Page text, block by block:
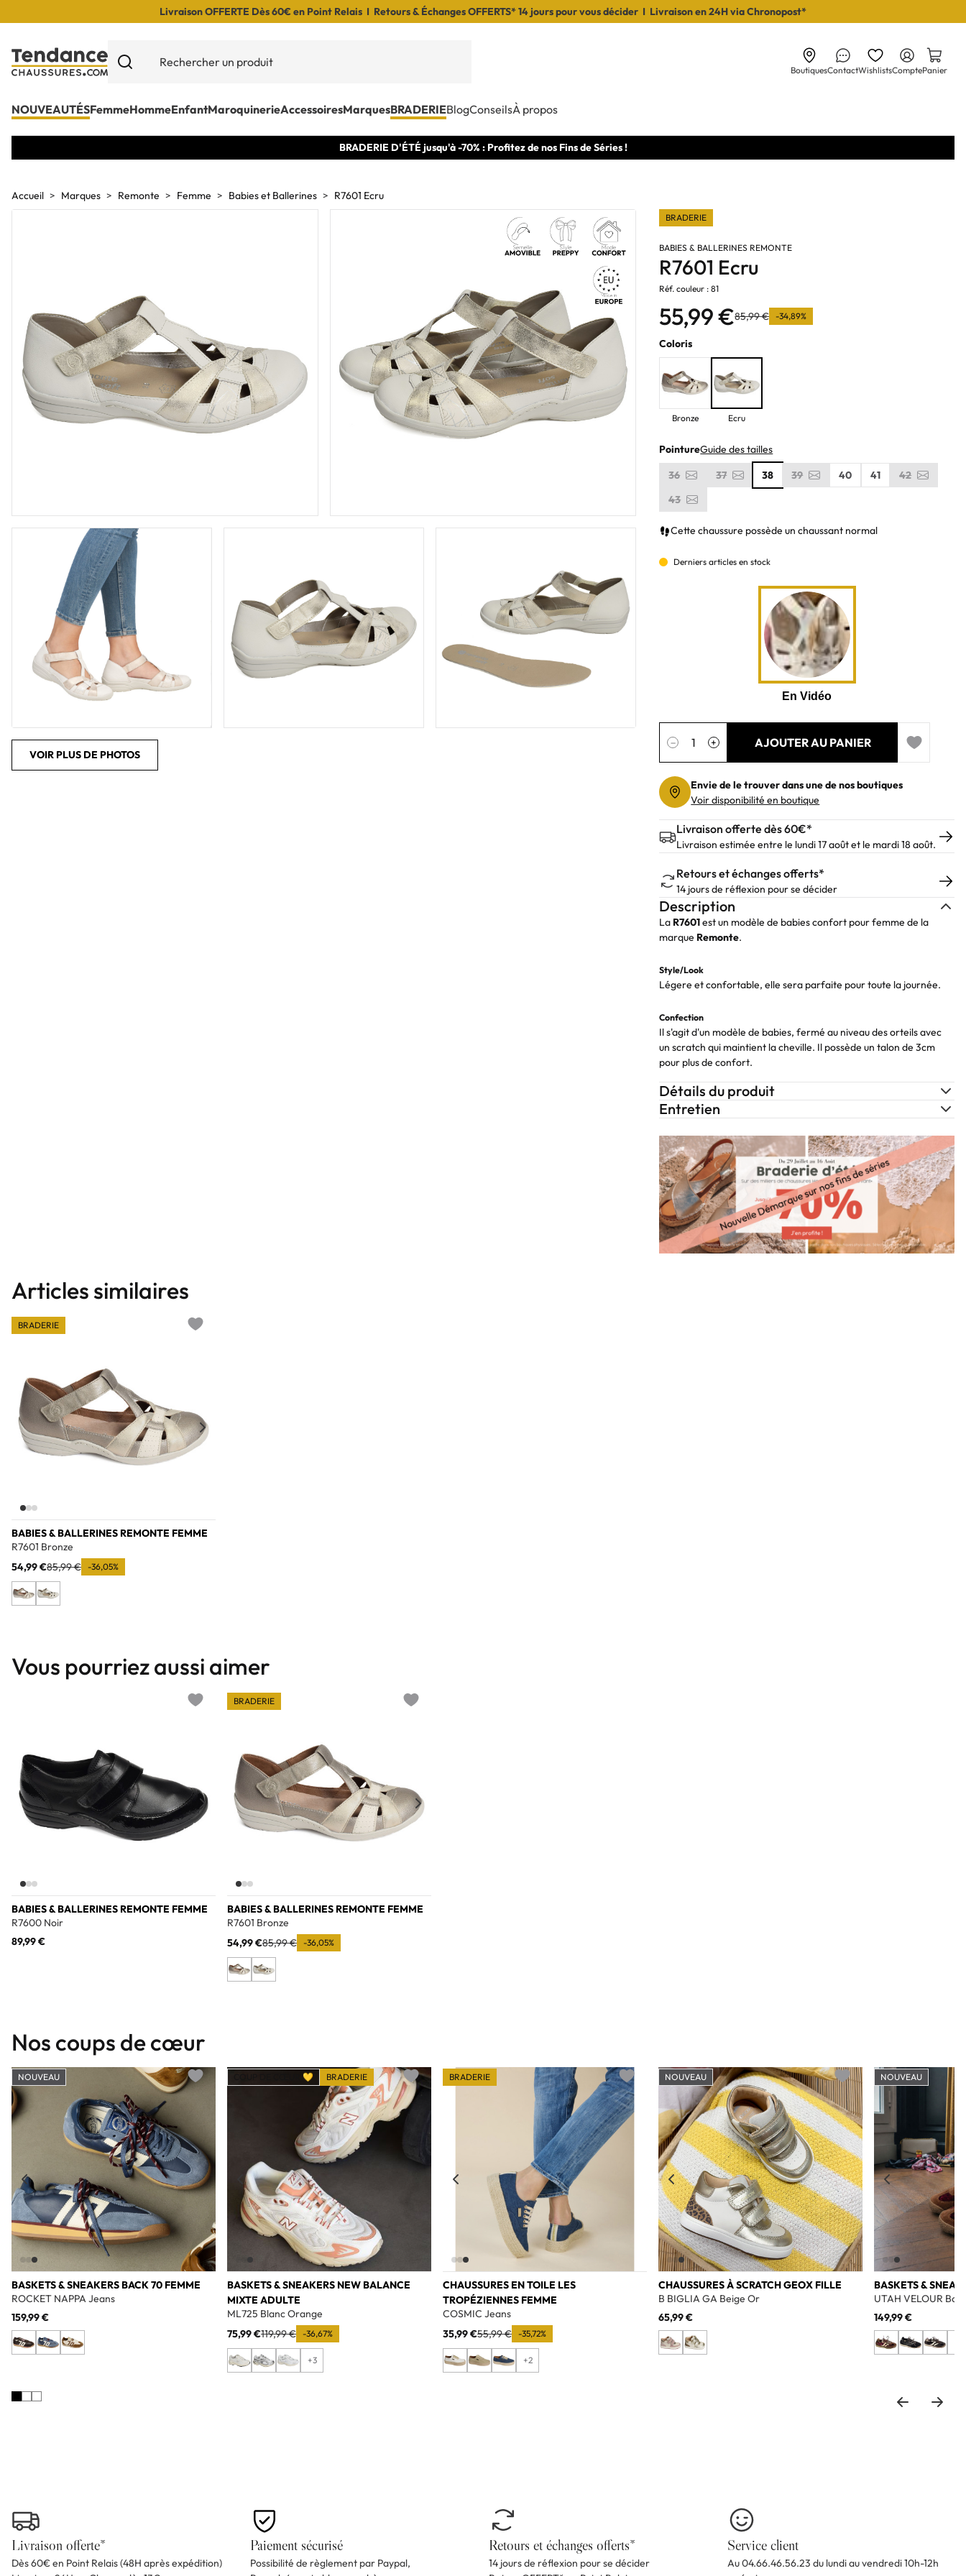
Livraison OFFERTE Dès 60€ en Point Relais I Retours & Échanges OFFERTS* 14 jours pour vous décider I Livraison en 24H via Chronopost*
BoutiquesContactWishlistsComptePanier
NOUVEAUTÉSFemmeHommeEnfantMaroquinerieAccessoiresMarquesBRADERIEBlogConseilsÀ propos
BRADERIE D'ÉTÉ jusqu'à -70% : Profitez de nos Fins de Séries !
Accueil Marques Remonte Femme Babies et Ballerines R7601 Ecru
VOIR PLUS DE PHOTOS
BRADERIE
BABIES & BALLERINES REMONTE
R7601 Ecru
Réf. couleur : 81
55,99 €85,99 € -34,89%
Coloris
Bronze Ecru
PointureGuide des tailles
36
37 38 39 40 41
42
43
Cette chaussure possède un chaussant normal
Derniers articles en stock
− +
AJOUTER AU PANIER
Add to
Envie de le trouver dans une de nos boutiques
Voir disponibilité en boutique
Livraison offerte dès 60€*
Livraison estimée entre le lundi 17 août et le mardi 18 août.
Retours et échanges offerts*
14 jours de réflexion pour se décider
Description
La R7601est un modèle de babies confort pour femme de la
marque Remonte.
Style/Look
Légere et confortable, elle sera parfaite pour toute la journée.
Confection
Il s'agit d'un modèle de babies, fermé au niveau des orteils avec
un scratch qui maintient la cheville. Il possède un talon de 3cm
pour plus de confort.
Détails du produit
Entretien
Articles similaires
BABIES & BALLERINES REMONTE FEMME
R7601 Bronze
54,99 €85,99 € -36,05%
BRADERIE
Vous pourriez aussi aimer
BABIES & BALLERINES REMONTE FEMME
R7600 Noir
89,99 €
BABIES & BALLERINES REMONTE FEMME
R7601 Bronze
54,99 €85,99 € -36,05%
BRADERIE
Nos coups de cœur
BASKETS & SNEAKERS BACK 70 FEMME
ROCKET NAPPA Jeans
159,99 €
NOUVEAU
Add to wishlist
BASKETS & SNEAKERS NEW BALANCE
MIXTE ADULTE
ML725 Blanc Orange
75,99 €119,99 € -36,67%
+3
COUP DE CŒUR 💛 BRADERIE
Add to wishlist
CHAUSSURES EN TOILE LES
TROPÉZIENNES FEMME
COSMIC Jeans
35,99 €55,99 € -35,72%
+2
BRADERIE
Add to wishlist
CHAUSSURES À SCRATCH GEOX FILLE
B BIGLIA GA Beige Or
65,99 €
NOUVEAU
Add to wishlist
BASKETS &
UTAH VELOUR
149,99 €
NOUVEAU
Livraison offerte*
Dès 60€ en Point Relais (48H après expédition)
Paiement sécurisé
Possibilité de règlement par Paypal,
Retours et échanges offerts*
14 jours de réflexion pour se décider
Service client
Au 04.66.46.56.23 du lundi au vendredi 10h-12h